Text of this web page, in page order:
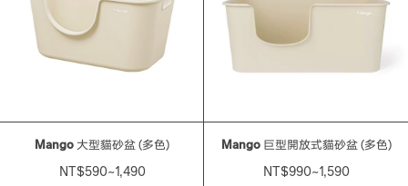
Mango 大型貓砂盆 (多色)
NT$590~1,490
Mango巨型開放式貓砂盆 (多色)
NT$990~1,590